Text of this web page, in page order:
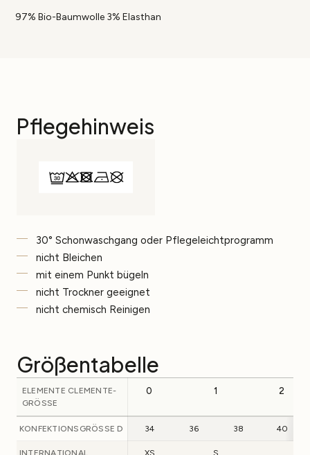
97% Bio-Baumwolle 3% Elasthan
Pflegehinweis
30° Schonwaschgang oder Pflegeleichtprogramm
nicht Bleichen
mit einem Punkt bügeln
nicht Trockner geeignet
nicht chemisch Reinigen
Größentabelle
ELEMENTE CLEMENTE-
GRÖSSE
0 1 2
KONFEKTIONSGRÖSSE D 34 36 38 40
INTERNATIONAL XS S